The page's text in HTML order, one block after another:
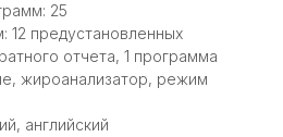
25
12 предустановленных
отчета, 1 программа
жироанализатор, режим
английский